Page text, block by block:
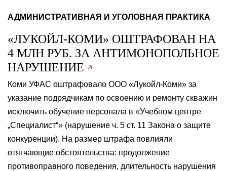
АДМИНИСТРАТИВНАЯ И УГОЛОВНАЯ ПРАКТИКА
«ЛУКОЙЛ-КОМИ» ОШТРАФОВАН НА
4 МЛН РУБ. ЗА АНТИМОНОПОЛЬНОЕ
НАРУШЕНИЕ
Коми УФАС оштрафовало ООО «Лукойл-Коми» за
указание подрядчикам по освоению и ремонту скважин
исключить обучение персонала в «Учебном центре
„Специалист“» (нарушение ч. 5 ст. 11 Закона о защите
конкуренции). На размер штрафа повлияли
отягчающие обстоятельства: продолжение
противоправного поведения, длительность нарушения